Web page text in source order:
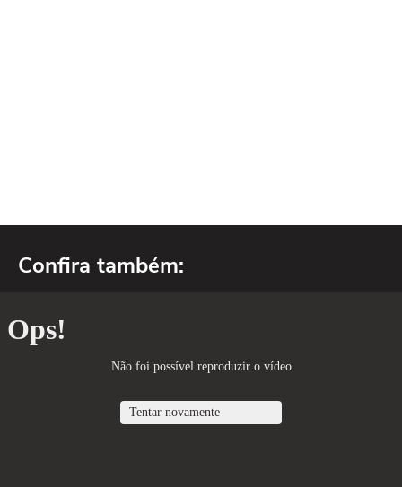
Confira também: